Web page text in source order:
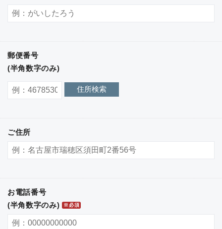
郵便番号
(半角数字のみ)
住所検索
ご住所
お電話番号
(半角数字のみ)
※必須